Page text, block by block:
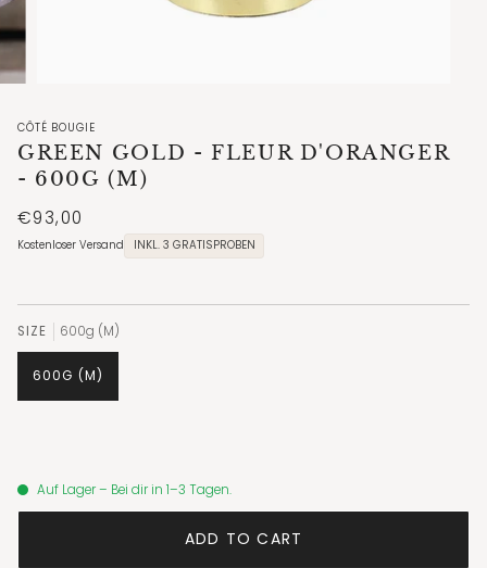
CÔTÉ BOUGIE
GREEN GOLD - FLEUR D'ORANGER
- 600G (M)
€93,00
Kostenloser Versand INKL. 3 GRATISPROBEN
SIZE 600g (M)
600G (M)
Auf Lager – Bei dir in 1–3 Tagen.
ADD TO CART